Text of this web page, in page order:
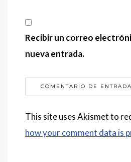
Recibir un correo
nueva entrada.
This site uses Akismet to
how your comment data is